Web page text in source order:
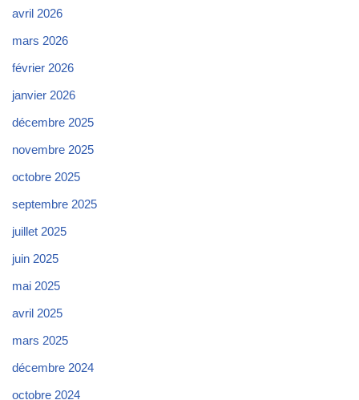
avril 2026
mars 2026
février 2026
janvier 2026
décembre 2025
novembre 2025
octobre 2025
septembre 2025
juillet 2025
juin 2025
mai 2025
avril 2025
mars 2025
décembre 2024
octobre 2024